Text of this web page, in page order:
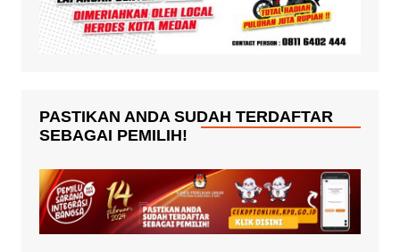
PASTIKAN ANDA SUDAH TERDAFTAR
SEBAGAI PEMILIH!